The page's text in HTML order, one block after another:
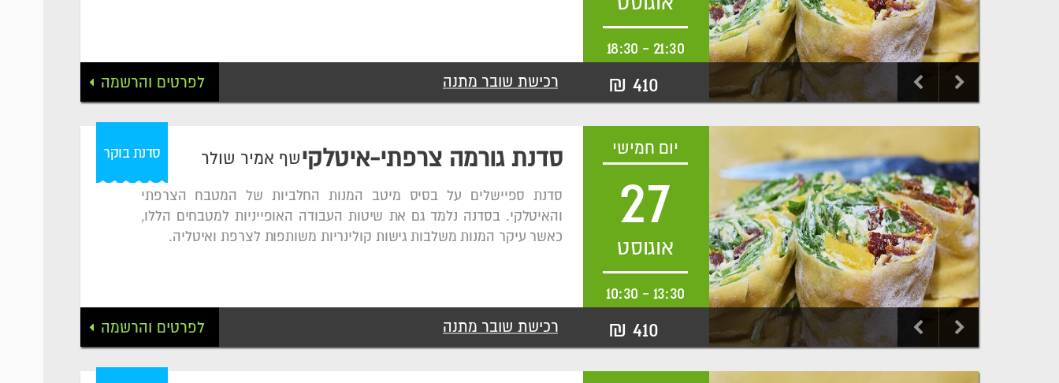
21:30
-
18:30
410 ₪ רכישת שובר מתנה לפרטים והרשמה
יום חמישי
27
אוגוסט
13:30
-
10:30
סדנת בוקר סדנת גורמה צרפתי-איטלקישף אמיר שולר
סדנת ספיישלים על בסיס מיטב המנות החלביות של המטבח הצרפתי
והאיטלקי. בסדנה נלמד גם את שיטות העבודה האופייניות למטבחים הללו,
כאשר עיקר המנות משלבות גישות קולינריות משותפות לצרפת ואיטליה.
410 ₪ רכישת שובר מתנה לפרטים והרשמה